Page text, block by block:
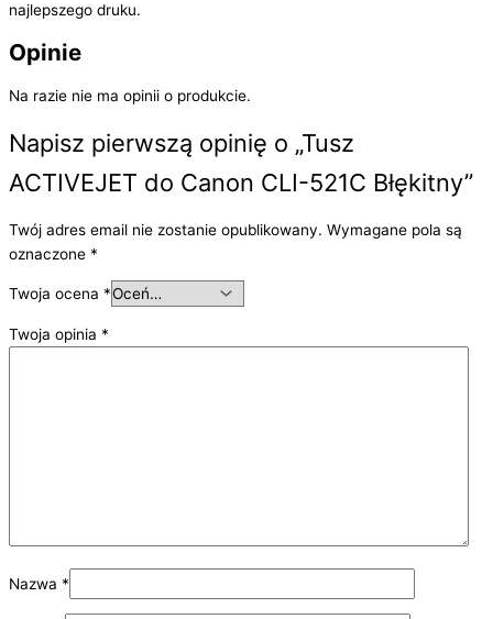
najlepszego druku.
Opinie
Na razie nie ma opinii o produkcie.
Napisz pierwszą opinię o „Tusz
ACTIVEJET do Canon CLI-521C Błękitny”
Twój adres email nie zostanie opublikowany. Wymagane pola są
oznaczone *
Twoja ocena *
Twoja opinia *
Nazwa *